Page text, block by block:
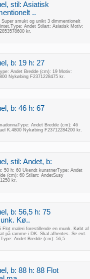
stil: Asiatisk
..
smukt og unikt 3 dimmentionelt
Andet Stilart: Asiatisk Motiv:
kr.
b: 19 h: 27
Andet Bredde (cm): 19 Motiv:
Nykøbing F2371228475 kr.
b: 46 h: 67
Andet Bredde (cm): 46
K.4800 Nykøbing F23712284200 kr.
stil: Andet, b:
50 h: 60 Ukendt kunstnerType: Andet
(cm): 60 Stilart: AndetSusy
kr.
b: 56,5 h: 75
Kø..
maleri forestillende en munk. Købt af
på ramme i DK. Skal afhentes. Se evt.
Andet Bredde (cm): 56,5
b: 88 h: 88 Flot